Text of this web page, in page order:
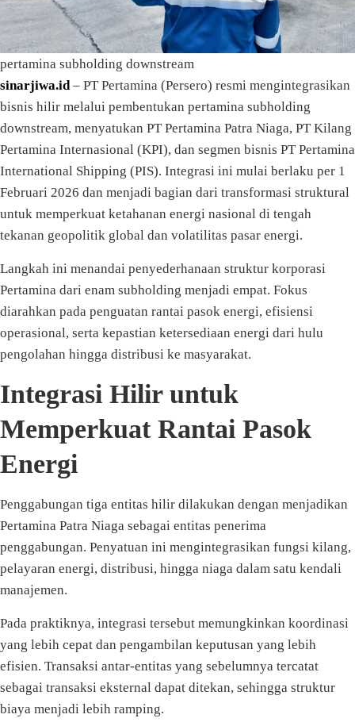
pertamina subholding downstream
sinarjiwa.id– PT Pertamina (Persero) resmi mengintegrasikan
bisnis hilir melalui pembentukan pertamina subholding
downstream, menyatukan PT Pertamina Patra Niaga, PT Kilang
Pertamina Internasional (KPI), dan segmen bisnis PT Pertamina
International Shipping (PIS). Integrasi ini mulai berlaku per 1
Februari 2026 dan menjadi bagian dari transformasi struktural
untuk memperkuat ketahanan energi nasional di tengah
tekanan geopolitik global dan volatilitas pasar energi.
Langkah ini menandai penyederhanaan struktur korporasi
Pertamina dari enam subholding menjadi empat. Fokus
diarahkan pada penguatan rantai pasok energi, efisiensi
operasional, serta kepastian ketersediaan energi dari hulu
pengolahan hingga distribusi ke masyarakat.
Integrasi Hilir untuk
Memperkuat Rantai Pasok
Energi
Penggabungan tiga entitas hilir dilakukan dengan menjadikan
Pertamina Patra Niaga sebagai entitas penerima
penggabungan. Penyatuan ini mengintegrasikan fungsi kilang,
pelayaran energi, distribusi, hingga niaga dalam satu kendali
manajemen.
Pada praktiknya, integrasi tersebut memungkinkan koordinasi
yang lebih cepat dan pengambilan keputusan yang lebih
efisien. Transaksi antar-entitas yang sebelumnya tercatat
sebagai transaksi eksternal dapat ditekan, sehingga struktur
biaya menjadi lebih ramping.